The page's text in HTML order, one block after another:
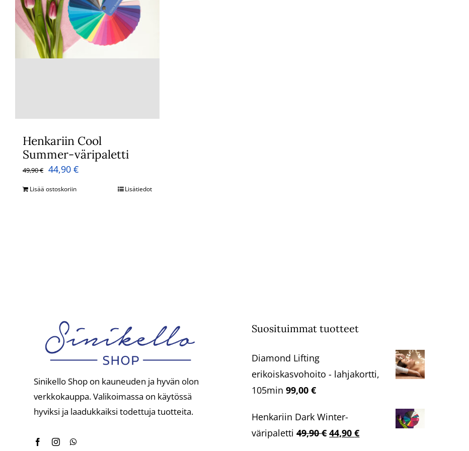
Henkariin Cool
Summer-väripaletti
49,90€ Alkuperäinen
hinta
44,90 €Nykyinen
Lisää ostoskoriin Lisätiedot
Sinikello Shop on kauneuden ja hyvän olon
verkkokauppa. Valikoimassa on käytössä
hyviksi ja laadukkaiksi todettuja tuotteita.
Suosituimmat tuotteet
Diamond Lifting
erikoiskasvohoito - lahjakortti,
105min 99,00€
Henkariin Dark Winter-
väripaletti 49,90€Alkuperäinen
44,90€Nykyinen